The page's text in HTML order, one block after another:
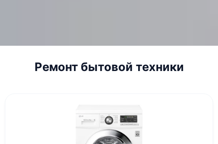
Ремонт бытовой техники